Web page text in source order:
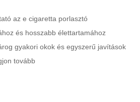
az e cigaretta porlasztó
és hosszabb élettartamához
gyakori okok és egyszerű javítások
tovább